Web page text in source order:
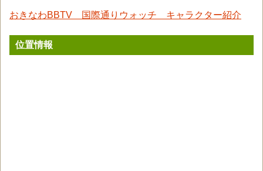
おきなわBBTV 国際通りウォッチ キャラクター紹介
位置情報